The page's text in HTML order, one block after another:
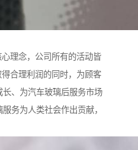
理念，公司所有的活动皆
合理利润的同时，为顾客
、为汽车玻璃后服务市场
务为人类社会作出贡献，